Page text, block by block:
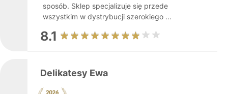
sposób. Sklep specjalizuje się przede
wszystkim w dystrybucji szerokiego ...
8.1
Delikatesy Ewa